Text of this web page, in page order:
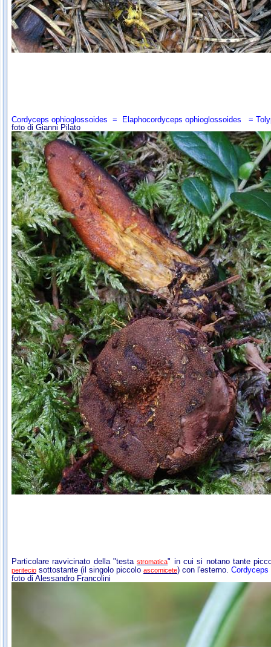
Cordyceps ophioglossoides = Elaphocordyceps ophioglossoides =
foto di Gianni Pilato
Particolare ravvicinato della "testastromatica" in cui si notano tante
peritecio sottostante (il singolo piccolo ascomicete) con l'esterno.
foto di Alessandro Francolini